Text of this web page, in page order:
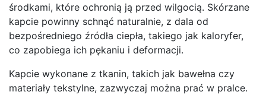
środkami, które ochronią ją przed wilgocią. Skórzane
kapcie powinny schnąć naturalnie, z dala od
bezpośredniego źródła ciepła, takiego jak kaloryfer,
co zapobiega ich pękaniu i deformacji.
Kapcie wykonane z tkanin, takich jak bawełna czy
materiały tekstylne, zazwyczaj można prać w pralce.